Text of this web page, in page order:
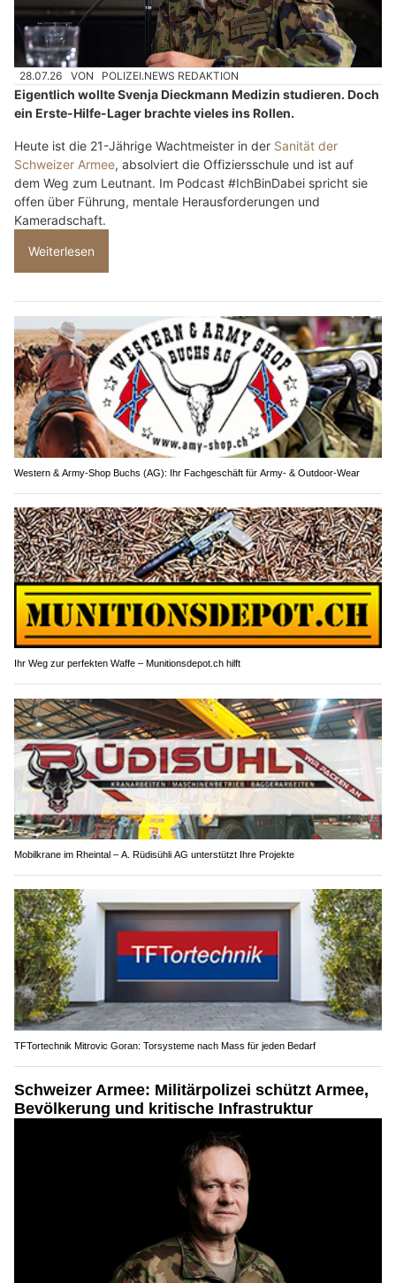
28.07.26 VON POLIZEI.NEWS REDAKTION
Eigentlich wollte Svenja Dieckmann Medizin studieren. Doch
ein Erste-Hilfe-Lager brachte vieles ins Rollen.
Heute ist die 21-Jährige Wachtmeister in der Sanität der
Schweizer Armee, absolviert die Offiziersschule und ist auf
dem Weg zum Leutnant. Im Podcast #IchBinDabei spricht sie
offen über Führung, mentale Herausforderungen und
Kameradschaft.
Weiterlesen
Western & Army-Shop Buchs (AG): Ihr Fachgeschäft für Army- & Outdoor-Wear
Ihr Weg zur perfekten Waffe – Munitionsdepot.ch hilft
Mobilkrane im Rheintal – A. Rüdisühli AG unterstützt Ihre Projekte
TFTortechnik Mitrovic Goran: Torsysteme nach Mass für jeden Bedarf
Schweizer Armee: Militärpolizei schützt Armee,
Bevölkerung und kritische Infrastruktur